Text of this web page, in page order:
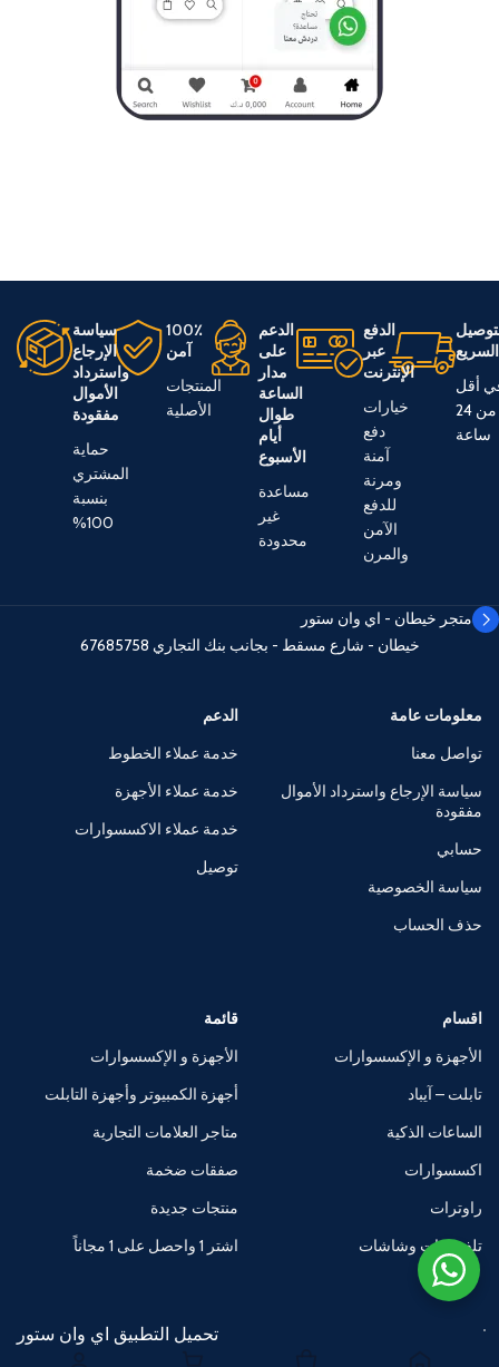
السريع
أقل
من 24
ساعة
الدفع
عبر
الإنترنت
خيارات
دفع
آمنة
ومرنة
للدفع
الآمن
والمرن
الدعم
على
مدار
الساعة
طوال
أيام
الأسبوع
مساعدة
غير
محدودة
100٪
آمن
المنتجات
الأصلية
سياسة
الإرجاع
واسترداد
الأموال
مفقودة
حماية
المشتري
بنسبة
100%
متجر خيطان - اي وان ستور
خيطان - شارع مسقط - بجانب بنك التجاري 67685758
معلومات عامة
تواصل معنا
سياسة الإرجاع واسترداد الأموال
مفقودة
حسابي
سياسة الخصوصية
حذف الحساب
الدعم
خدمة عملاء الخطوط
خدمة عملاء الأجهزة
خدمة عملاء الاكسسوارات
توصيل
اقسام
الأجهزة و الإكسسوارات
تابلت – آيباد
الساعات الذكية
اكسسوارات
راوترات
تلفزيونات وشاشات
قائمة
الأجهزة و الإكسسوارات
أجهزة الكمبيوتر وأجهزة التابلت
متاجر العلامات التجارية
صفقات ضخمة
منتجات جديدة
اشتر 1 واحصل على 1 مجاناً
تحميل التطبيق اي وان ستور